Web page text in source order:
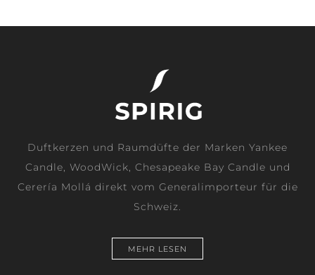
Duftkerzen und Raumdüfte der Marken Yankee
Candle, WoodWick, Chesapeake Bay Candle und
Cerería Mollá direkt vom Generalimporteur für die
Schweiz.
MEHR LESEN